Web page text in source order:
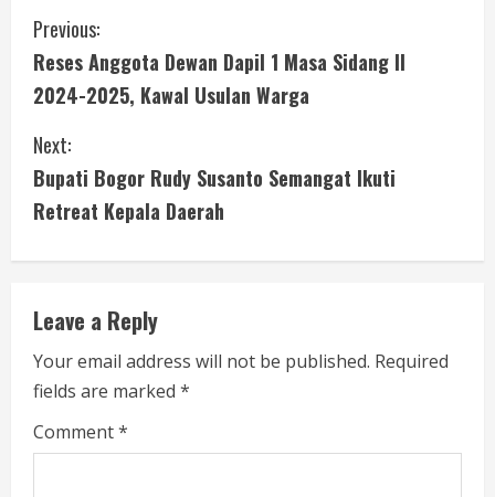
C
o
n
t
i
n
u
e
R
e
Previous:
Reses Anggota Dewan Dapil 1 Masa Sidang II
2024-2025, Kawal Usulan Warga
Next:
Bupati Bogor Rudy Susanto Semangat Ikuti
Retreat Kepala Daerah
Leave a Reply
Your email address will not be published. Required
fields are marked *
Comment*